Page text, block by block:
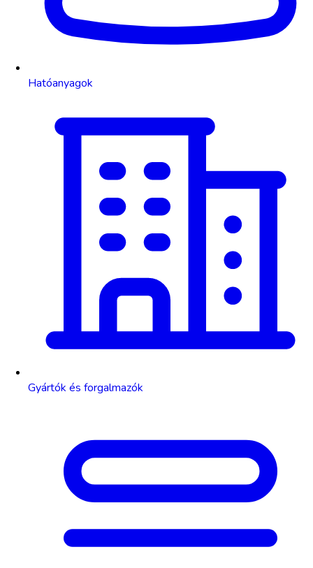
Hatóanyagok
Gyártók és forgalmazók